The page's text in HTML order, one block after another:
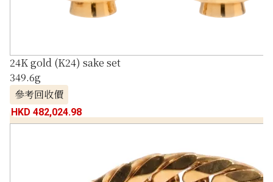
24K gold (K24) sake set
349.6g
參考回收價
HKD 482,024.98